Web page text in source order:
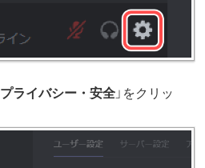
プライバシー・安全 」をクリッ